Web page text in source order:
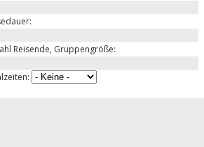
Reisende, Gruppengröße: